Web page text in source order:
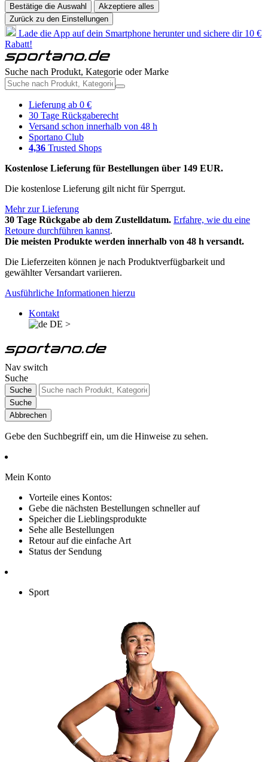
Bestätige die Auswahl
Akzeptiere alles
Zurück zu den Einstellungen
Lade die App auf dein Smartphone herunter und sichere dir 10 €
Rabatt!
Suche nach Produkt, Kategorie oder Marke
Lieferung ab 0 €
30 Tage Rückgaberecht
Versand schon innerhalb von 48 h
Sportano Club
4,36 Trusted Shops
Kostenlose Lieferung für Bestellungen über 149 EUR.
Die kostenlose Lieferung gilt nicht für Sperrgut.
Mehr zur Lieferung
30 Tage Rückgabe ab dem Zustelldatum. Erfahre, wie du eine
Retoure durchführen kannst.
Die meisten Produkte werden innerhalb von 48 h versandt.
Die Lieferzeiten können je nach Produktverfügbarkeit und
gewählter Versandart variieren.
Ausführliche Informationen hierzu
Kontakt
DE >
Nav switch
Suche
Suche
Suche
Abbrechen
Gebe den Suchbegriff ein, um die Hinweise zu sehen.
Mein Konto
Vorteile eines Kontos:
Gebe die nächsten Bestellungen schneller auf
Speicher die Lieblingsprodukte
Sehe alle Bestellungen
Retour auf die einfache Art
Status der Sendung
Sport